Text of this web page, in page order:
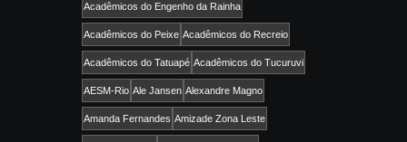
Acadêmicos do Engenho da Rainha
Acadêmicos do Peixe Acadêmicos do Recreio
Acadêmicos do Tatuapé Acadêmicos do Tucuruvi
AESM-Rio Ale Jansen Alexandre Magno
Amanda Fernandes Amizade Zona Leste